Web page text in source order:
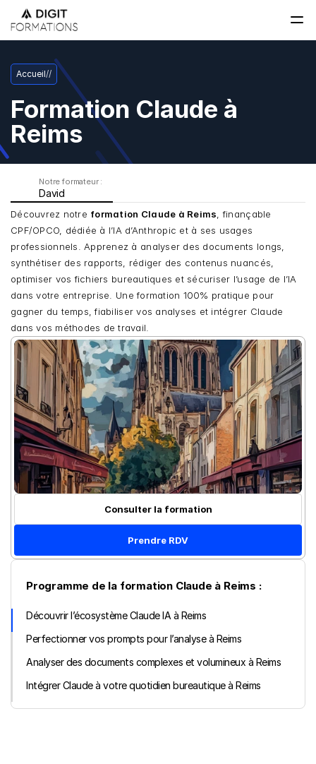
Notre formateur :
David
Découvrez notre formation Claude à Reims , finançable
CPF/OPCO, dédiée à l’IA d’Anthropic et à ses usages
professionnels. Apprenez à analyser des documents longs,
synthétiser des rapports, rédiger des contenus nuancés,
optimiser vos fichiers bureautiques et sécuriser l’usage de l’IA
dans votre entreprise. Une formation 100% pratique pour
gagner du temps, fiabiliser vos analyses et intégrer Claude
dans vos méthodes de travail.
Programme de la formation Claude à Reims :
Découvrir l’écosystème Claude IA à Reims
Perfectionner vos prompts pour l’analyse à Reims
Analyser des documents complexes et volumineux à Reims
Intégrer Claude à votre quotidien bureautique à Reims
Consulter la formation
Prendre RDV
Accueil//
Formation Claude à
Reims